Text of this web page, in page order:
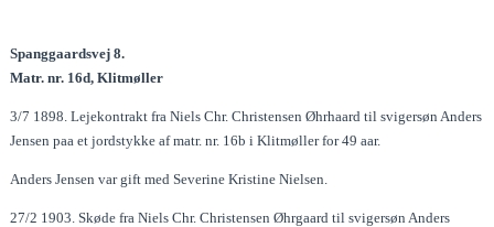
Spanggaardsvej 8.
Matr. nr. 16d, Klitmøller
3/7 1898. Lejekontrakt fra Niels Chr. Christensen Øhrhaard til svigersøn Anders
Jensen paa et jordstykke af matr. nr. 16b i Klitmøller for 49 aar.
Anders Jensen var gift med Severine Kristine Nielsen.
27/2 1903. Skøde fra Niels Chr. Christensen Øhrgaard til svigersøn Anders